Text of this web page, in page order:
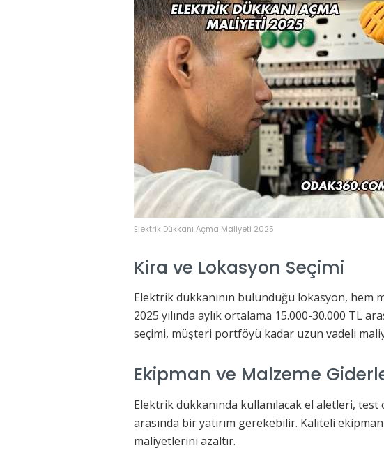
Elektrik Dükkanı Açma Maliyeti 2025
Kira ve Lokasyon Seçimi
Elektrik dükkanının bulunduğu lokasyon, hem
2025 yılında aylık ortalama 15.000-30.000 TL
seçimi, müşteri portföyü kadar uzun vadeli
Ekipman ve Malzeme
Elektrik dükkanında kullanılacak el aletleri,
arasında bir yatırım gerekebilir. Kaliteli
maliyetlerini azaltır.